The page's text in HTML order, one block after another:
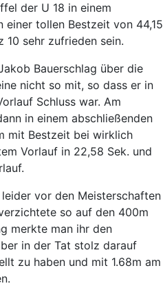
der U 18 in einem
tollen Bestzeit von 44,15
10 sehr zufrieden sein.
Bauerschlag über die
nicht so mit, so dass er in
Schluss war. Am
in einem abschließenden
mit Bestzeit bei wirklich
Vorlauf in 22,58 Sek. und
vor den Meisterschaften
so auf den 400m
merkte man ihr den
in der Tat stolz darauf
zu haben und mit 1.68m am